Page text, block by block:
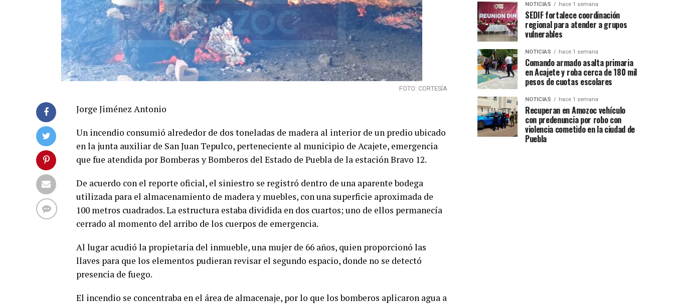
FOTO: CORTESÍA
Jorge Jiménez Antonio
Un incendio consumió alrededor de dos toneladas de madera al interior de un predio ubicado
en la junta auxiliar de San Juan Tepulco, perteneciente al municipio de Acajete, emergencia
que fue atendida por Bomberas y Bomberos del Estado de Puebla de la estación Bravo 12.
De acuerdo con el reporte oficial, el siniestro se registró dentro de una aparente bodega
utilizada para el almacenamiento de madera y muebles, con una superficie aproximada de
100 metros cuadrados. La estructura estaba dividida en dos cuartos; uno de ellos permanecía
cerrado al momento del arribo de los cuerpos de emergencia.
Al lugar acudió la propietaria del inmueble, una mujer de 66 años, quien proporcionó las
llaves para que los elementos pudieran revisar el segundo espacio, donde no se detectó
presencia de fuego.
El incendio se concentraba en el área de almacenaje, por lo que los bomberos aplicaron agua a
NOTICIAS hace 1 semana
SEDIF fortalece coordinación
regional para atender a grupos
vulnerables
NOTICIAS hace 1 semana
Comando armado asalta primaria
en Acajete y roba cerca de 180 mil
pesos de cuotas escolares
NOTICIAS hace 1 semana
Recuperan en Amozoc vehículo
con predenuncia por robo con
violencia cometido en la ciudad de
Puebla